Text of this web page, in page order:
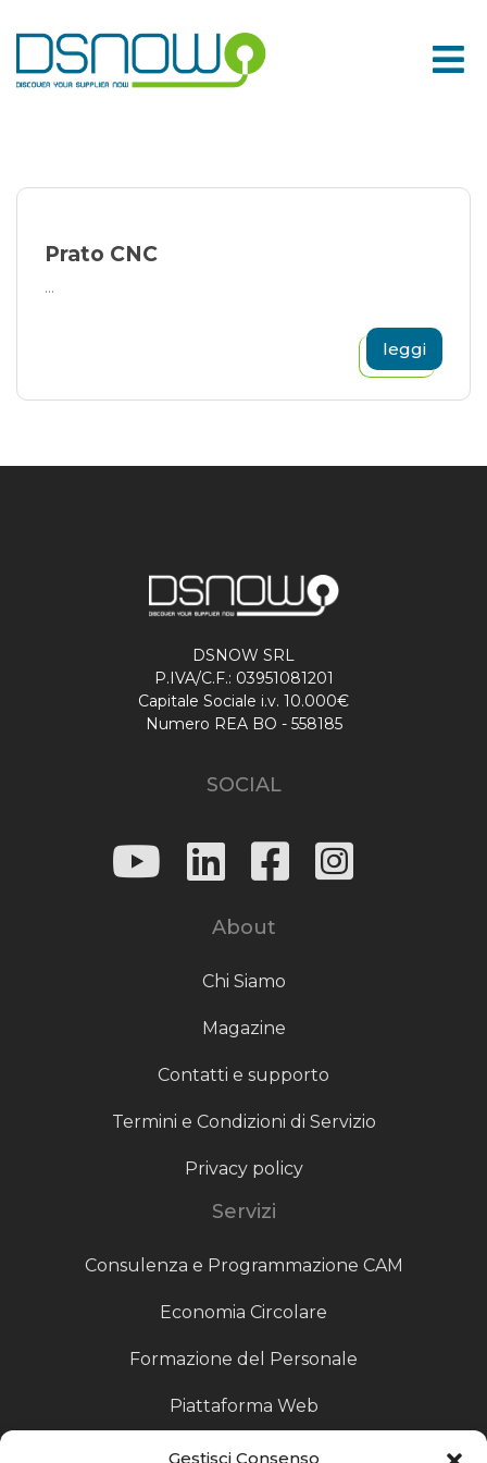
Gestisci Consenso
to
content
Prato CNC
...
leggi
DSNOW SRL
P.IVA/C.F.: 03951081201
Capitale Sociale i.v. 10.000€
Numero REA BO - 558185
SOCIAL
About
Chi Siamo
Magazine
Contatti e supporto
Termini e Condizioni di Servizio
Privacy policy
Servizi
Consulenza e Programmazione CAM
Economia Circolare
Formazione del Personale
Piattaforma Web
Scouting fornitori